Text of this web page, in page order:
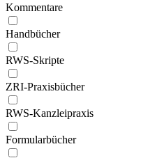
Kommentare
Handbücher
RWS-Skripte
ZRI-Praxisbücher
RWS-Kanzleipraxis
Formularbücher